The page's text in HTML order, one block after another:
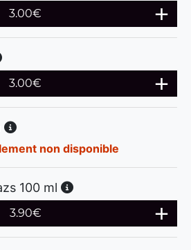
3.00€
3.00€
non disponible
100 ml
3.90€